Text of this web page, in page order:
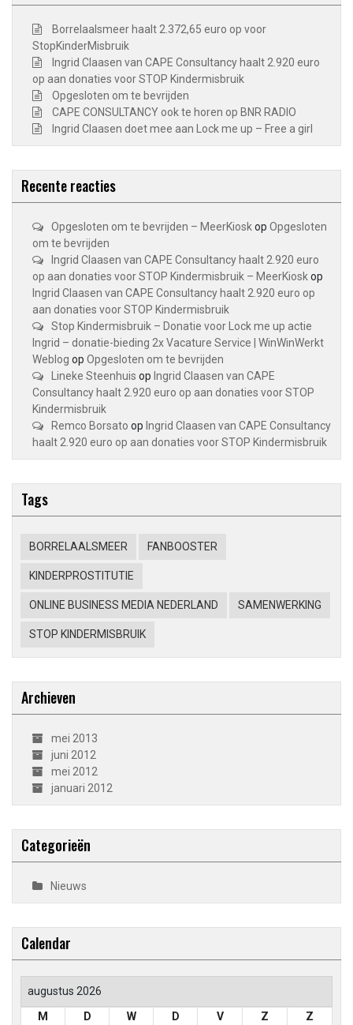
Borrelaalsmeer haalt 2.372,65 euro op voor
StopKinderMisbruik
Ingrid Claasen van CAPE Consultancy haalt 2.920 euro
op aan donaties voor STOP Kindermisbruik
Opgesloten om te bevrijden
CAPE CONSULTANCY ook te horen op BNR RADIO
Ingrid Claasen doet mee aan Lock me up – Free a girl
Recente reacties
Opgesloten om te bevrijden – MeerKioskop Opgesloten
om te bevrijden
Ingrid Claasen van CAPE Consultancy haalt 2.920 euro
op aan donaties voor STOP Kindermisbruik – MeerKioskop
Ingrid Claasen van CAPE Consultancy haalt 2.920 euro op
aan donaties voor STOP Kindermisbruik
Stop Kindermisbruik – Donatie voor Lock me up actie
Ingrid – donatie-bieding 2x Vacature Service | WinWinWerkt
Weblog op Opgesloten om te bevrijden
Lineke Steenhuis op Ingrid Claasen van CAPE
Consultancy haalt 2.920 euro op aan donaties voor STOP
Kindermisbruik
Remco Borsato op Ingrid Claasen van CAPE Consultancy
haalt 2.920 euro op aan donaties voor STOP Kindermisbruik
Tags
BORRELAALSMEER FANBOOSTER
KINDERPROSTITUTIE
ONLINE BUSINESS MEDIA NEDERLAND SAMENWERKING
STOP KINDERMISBRUIK
Archieven
mei 2013
juni 2012
mei 2012
januari 2012
Categorieën
Nieuws
Calendar
augustus 2026
M
D W D V Z
Z